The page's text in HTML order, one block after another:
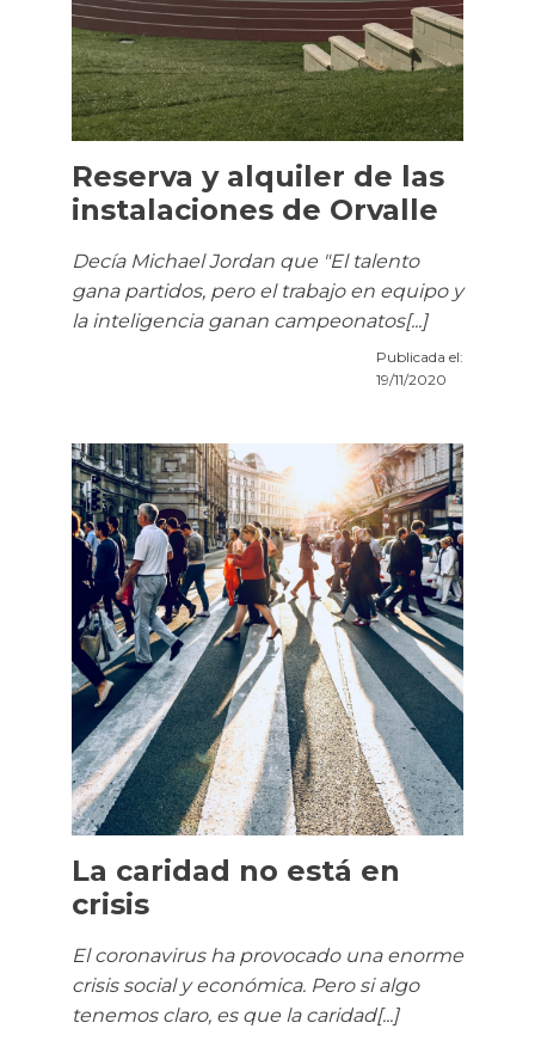
Reserva y alquiler de las
instalaciones de Orvalle
Decía Michael Jordan que "El talento
gana partidos, pero el trabajo en equipo y
la inteligencia ganan campeonatos[...]
Publicada el:
19/11/2020
La caridad no está en
crisis
El coronavirus ha provocado una enorme
crisis social y económica. Pero si algo
tenemos claro, es que la caridad[...]